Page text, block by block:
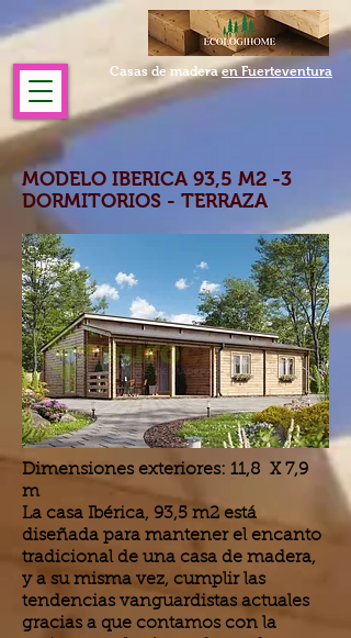
Casas de maderaen Fuerteventura
MODELO IBERICA 93,5 M2 -3
DORMITORIOS - TERRAZA
Dimensiones exteriores: 11,8 X 7,9
m
La casa Ibérica, 93,5 m2 está
diseñada para mantener el encanto
tradicional de una casa de madera,
y a su misma vez, cumplir las
tendencias vanguardistas actuales
gracias a que contamos con la